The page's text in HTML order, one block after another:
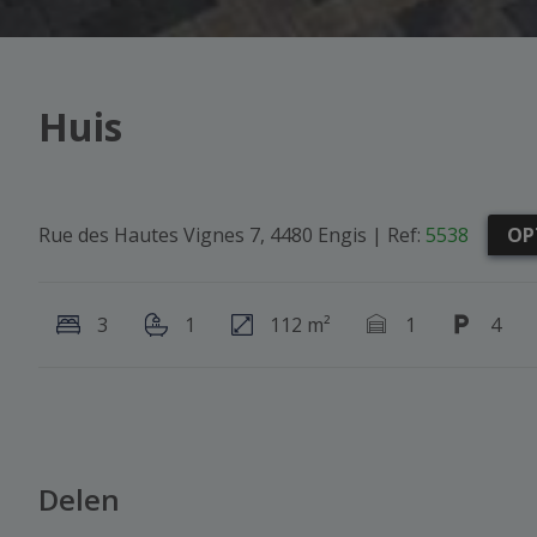
Huis
Rue des Hautes Vignes 7, 4480 Engis | Ref: 5538
3 1 112 m² 1 4
Delen